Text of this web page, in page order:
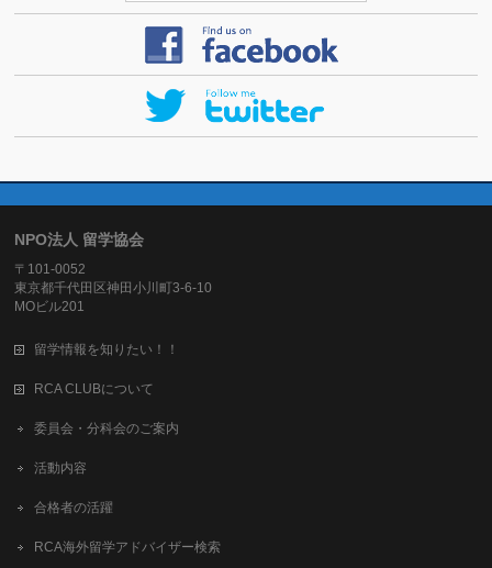
NPO法人 留学協会
〒101-0052
東京都千代田区神田小川町3-6-10
MOビル201
留学情報を知りたい！！
RCA CLUBについて
委員会・分科会のご案内
活動内容
合格者の活躍
RCA海外留学アドバイザー検索